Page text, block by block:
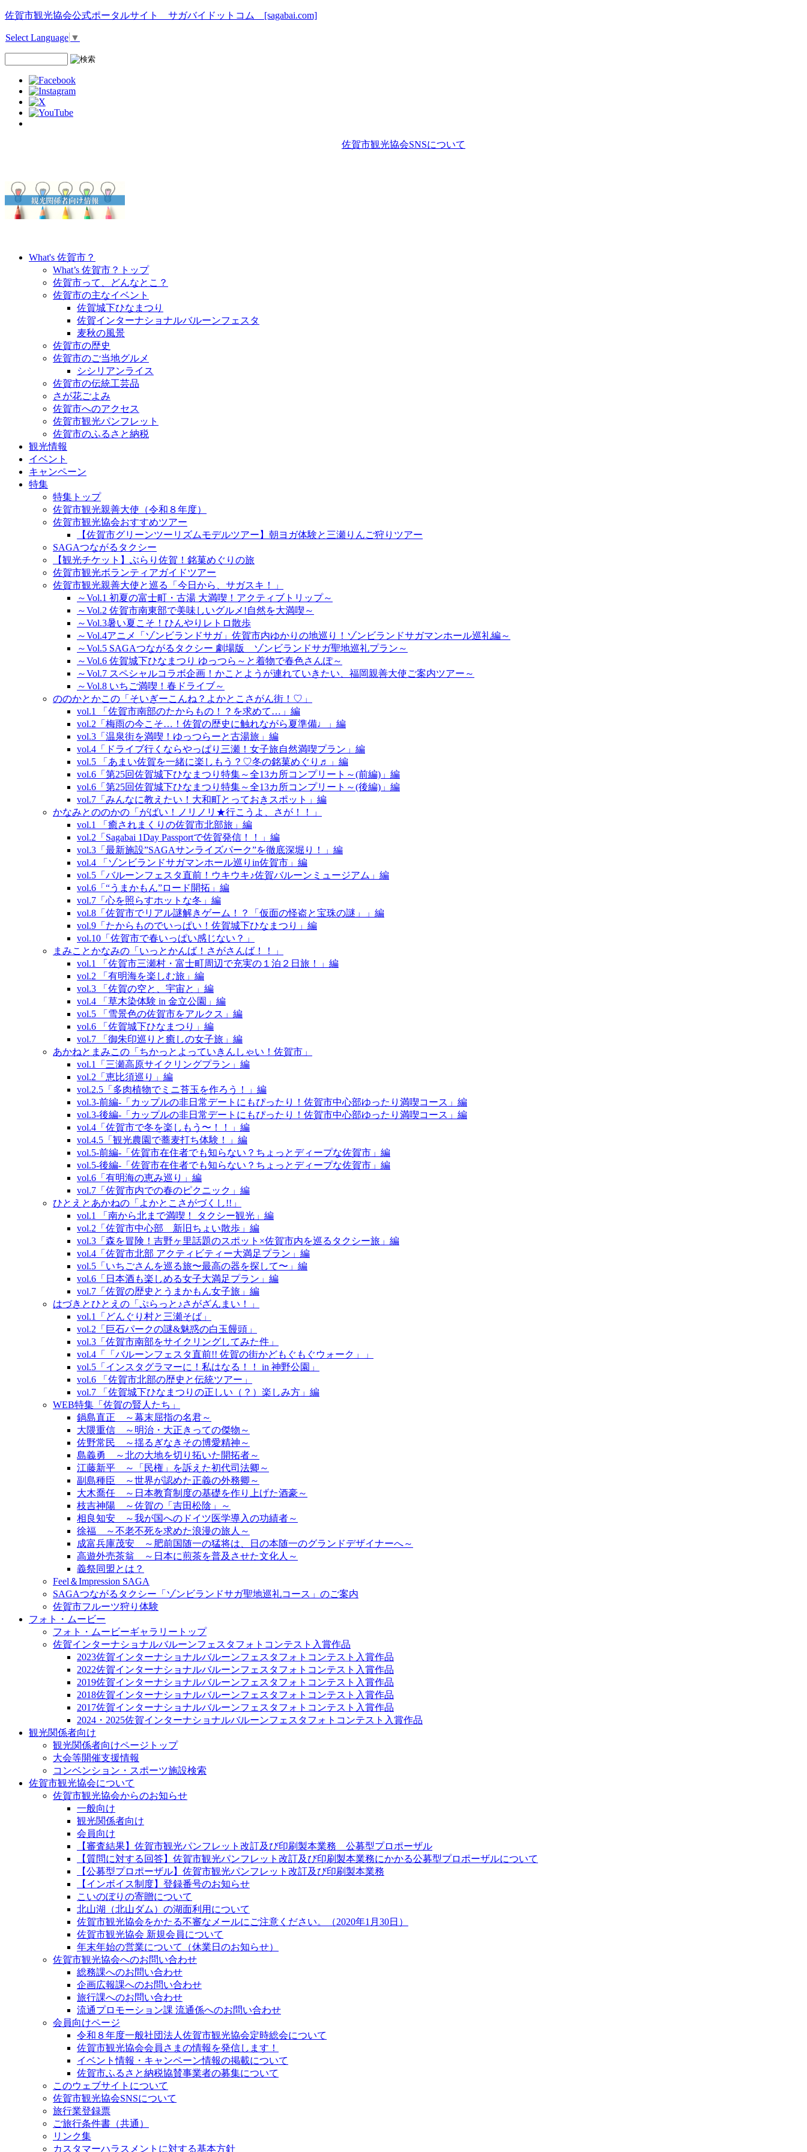
佐賀市観光協会公式ポータルサイト サガバイドットコム [sagabai.com]
Select Language ▼
佐賀市観光協会SNSについて
What's 佐賀市？
What’s 佐賀市？トップ
佐賀市って、どんなとこ？
佐賀市の主なイベント
佐賀城下ひなまつり
佐賀インターナショナルバルーンフェスタ
麦秋の風景
佐賀市の歴史
佐賀市のご当地グルメ
シシリアンライス
佐賀市の伝統工芸品
さが花ごよみ
佐賀市へのアクセス
佐賀市観光パンフレット
佐賀市のふるさと納税
観光情報
イベント
キャンペーン
特集
特集トップ
佐賀市観光親善大使（令和８年度）
佐賀市観光協会おすすめツアー
【佐賀市グリーンツーリズムモデルツアー】朝ヨガ体験と三瀬りんご狩りツアー
SAGAつながるタクシー
【観光チケット】ぶらり佐賀！銘菓めぐりの旅
佐賀市観光ボランティアガイドツアー
佐賀市観光親善大使と巡る「今日から、サガスキ！」
～Vol.1 初夏の富士町・古湯 大満喫！アクティブトリップ～
～Vol.2 佐賀市南東部で美味しいグルメ!自然を大満喫～
～Vol.3暑い夏こそ！ひんやりレトロ散歩
～Vol.4アニメ「ゾンビランドサガ」佐賀市内ゆかりの地巡り！ゾンビランドサガマンホール巡礼編～
～Vol.5 SAGAつながるタクシー 劇場版 ゾンビランドサガ聖地巡礼プラン～
～Vol.6 佐賀城下ひなまつり ゆっつら～と着物で春色さんぽ～
～Vol.7 スペシャルコラボ企画！かことようが連れていきたい、福岡親善大使ご案内ツアー～
～Vol.8 いちご満喫！春ドライブ～
ののかとかこの「そいぎーこんね？よかとこさがん街！♡」
vol.1 「佐賀市南部のたからもの！？を求めて…」編
vol.2「梅雨の今こそ…！佐賀の歴史に触れながら夏準備♩」編
vol.3「温泉街を満喫！ゆっつらーと古湯旅」編
vol.4「ドライブ行くならやっぱり三瀬！女子旅自然満喫プラン」編
vol.5 「あまい佐賀を一緒に楽しもう？♡冬の銘菓めぐり♬」編
vol.6「第25回佐賀城下ひなまつり特集～全13カ所コンプリート～(前編)」編
vol.6「第25回佐賀城下ひなまつり特集～全13カ所コンプリート～(後編)」編
vol.7「みんなに教えたい！大和町とっておきスポット」編
かなみとののかの「がばい！ノリノリ★行こうよ、さが！！」
vol.1 「癒されまくりの佐賀市北部旅」編
vol.2「Sagabai 1Day Passportで佐賀発信！！」編
vol.3「最新施設”SAGAサンライズパーク”を徹底深堀り！」編
vol.4 「ゾンビランドサガマンホール巡りin佐賀市」編
vol.5「バルーンフェスタ直前！ウキウキ♪佐賀バルーンミュージアム」編
vol.6「“うまかもん”ロード開拓」編
vol.7「心を照らすホットな冬」編
vol.8「佐賀市でリアル謎解きゲーム！？「仮面の怪盗と宝珠の謎」」編
vol.9「たからものでいっぱい！佐賀城下ひなまつり」編
vol.10「佐賀市で春いっぱい感じない？」
まみことかなみの「いっとかんば！さがさんば！！」
vol.1 「佐賀市三瀬村・富士町周辺で充実の１泊２日旅！」編
vol.2 「有明海を楽しむ旅」編
vol.3 「佐賀の空と、宇宙と」編
vol.4 「草木染体験 in 金立公園」編
vol.5 「雪景色の佐賀市をアルクス」編
vol.6 「佐賀城下ひなまつり」編
vol.7 「御朱印巡りと癒しの女子旅」編
あかねとまみこの「ちかっとよっていきんしゃい！佐賀市」
vol.1「三瀬高原サイクリングプラン」編
vol.2「恵比須巡り」編
vol.2.5「多肉植物でミニ苔玉を作ろう！」編
vol.3‐前編‐「カップルの非日常デートにもぴったり！佐賀市中心部ゆったり満喫コース」編
vol.3‐後編‐「カップルの非日常デートにもぴったり！佐賀市中心部ゆったり満喫コース」編
vol.4「佐賀市で冬を楽しもう〜！！」編
vol.4.5「観光農園で蕎麦打ち体験！」編
vol.5‐前編‐「佐賀市在住者でも知らない？ちょっとディープな佐賀市」編
vol.5‐後編‐「佐賀市在住者でも知らない？ちょっとディープな佐賀市」編
vol.6「有明海の恵み巡り」編
vol.7「佐賀市内での春のピクニック」編
ひとえとあかねの「よかとこさがづくし!!」
vol.1 「南から北まで満喫！ タクシー観光」編
vol.2「佐賀市中心部 新旧ちょい散歩」編
vol.3「森を冒険！吉野ヶ里話題のスポット×佐賀市内を巡るタクシー旅」編
vol.4「佐賀市北部 アクティビティー大満足プラン」編
vol.5「いちごさんを巡る旅〜最高の器を探して〜」編
vol.6「日本酒も楽しめる女子大満足プラン」編
vol.7「佐賀の歴史とうまかもん女子旅」編
はづきとひとえの「ぷらっと♪さがざんまい！」
vol.1「どんぐり村と三瀬そば」
vol.2「巨石パークの謎&魅惑の白玉饅頭」
vol.3「佐賀市南部をサイクリングしてみた件」
vol.4「「バルーンフェスタ直前!! 佐賀の街かどもぐもぐウォーク」」
vol.5「インスタグラマーに！私はなる！！ in 神野公園」
vol.6 「佐賀市北部の歴史と伝統ツアー」
vol.7 「佐賀城下ひなまつりの正しい（？）楽しみ方」編
WEB特集「佐賀の賢人たち」
鍋島直正 ～幕末屈指の名君～
大隈重信 ～明治・大正きっての傑物～
佐野常民 ～揺るぎなきその博愛精神～
島義勇 ～北の大地を切り拓いた開拓者～
江藤新平 ～「民権」を訴えた初代司法卿～
副島種臣 ～世界が認めた正義の外務卿～
大木喬任 ～日本教育制度の基礎を作り上げた酒豪～
枝吉神陽 ～佐賀の「吉田松陰」～
相良知安 ～我が国へのドイツ医学導入の功績者～
徐福 ～不老不死を求めた浪漫の旅人～
成富兵庫茂安 ～肥前国随一の猛将は、日の本随一のグランドデザイナーへ～
高遊外売茶翁 ～日本に煎茶を普及させた文化人～
義祭同盟とは？
Feel＆Impression SAGA
SAGAつながるタクシー「ゾンビランドサガ聖地巡礼コース」のご案内
佐賀市フルーツ狩り体験
フォト・ムービー
フォト・ムービーギャラリートップ
佐賀インターナショナルバルーンフェスタフォトコンテスト入賞作品
2023佐賀インターナショナルバルーンフェスタフォトコンテスト入賞作品
2022佐賀インターナショナルバルーンフェスタフォトコンテスト入賞作品
2019佐賀インターナショナルバルーンフェスタフォトコンテスト入賞作品
2018佐賀インターナショナルバルーンフェスタフォトコンテスト入賞作品
2017佐賀インターナショナルバルーンフェスタフォトコンテスト入賞作品
2024・2025佐賀インターナショナルバルーンフェスタフォトコンテスト入賞作品
観光関係者向け
観光関係者向けページトップ
大会等開催支援情報
コンベンション・スポーツ施設検索
佐賀市観光協会について
佐賀市観光協会からのお知らせ
一般向け
観光関係者向け
会員向け
【審査結果】佐賀市観光パンフレット改訂及び印刷製本業務 公募型プロポーザル
【質問に対する回答】佐賀市観光パンフレット改訂及び印刷製本業務にかかる公募型プロポーザルについて
【公募型プロポーザル】佐賀市観光パンフレット改訂及び印刷製本業務
【インボイス制度】登録番号のお知らせ
こいのぼりの寄贈について
北山湖（北山ダム）の湖面利用について
佐賀市観光協会をかたる不審なメールにご注意ください。（2020年1月30日）
佐賀市観光協会 新規会員について
年末年始の営業について（休業日のお知らせ）
佐賀市観光協会へのお問い合わせ
総務課へのお問い合わせ
企画広報課へのお問い合わせ
旅行課へのお問い合わせ
流通プロモーション課 流通係へのお問い合わせ
会員向けページ
令和８年度一般社団法人佐賀市観光協会定時総会について
佐賀市観光協会会員さまの情報を発信します！
イベント情報・キャンペーン情報の掲載について
佐賀市ふるさと納税協賛事業者の募集について
このウェブサイトについて
佐賀市観光協会SNSについて
旅行業登録票
ご旅行条件書（共通）
リンク集
カスタマーハラスメントに対する基本方針